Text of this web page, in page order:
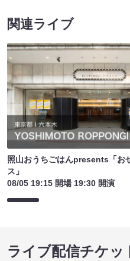
関連ライブ
照山おうちごはんpresents「お
ス」
08/05 19:15 開場 19:30 開演
ライブ配信チケッ